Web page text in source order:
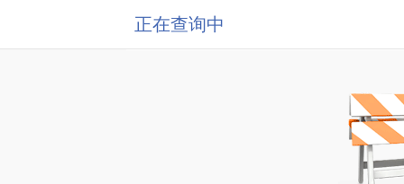
正在查询中